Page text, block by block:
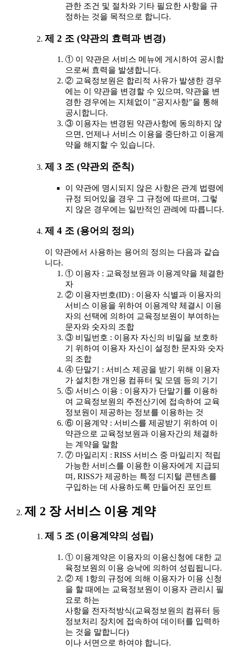
관한 조건 및 절차와 기타 필요한 사항을 규
정하는 것을 목적으로 합니다.
제 2 조 (약관의 효력과 변경)
① 이 약관은 서비스 메뉴에 게시하여 공시함
으로써 효력을 발생합니다.
② 교육정보원은 합리적 사유가 발생한 경우
에는 이 약관을 변경할 수 있으며, 약관을 변
경한 경우에는 지체없이 "공지사항"을 통해
공시합니다.
③ 이용자는 변경된 약관사항에 동의하지 않
으면, 언제나 서비스 이용을 중단하고 이용계
약을 해지할 수 있습니다.
제 3 조 (약관외 준칙)
이 약관에 명시되지 않은 사항은 관계 법령에
규정 되어있을 경우 그 규정에 따르며, 그렇
지 않은 경우에는 일반적인 관례에 따릅니다.
제 4 조 (용어의 정의)
이 약관에서 사용하는 용어의 정의는 다음과 같습
니다.
① 이용자 : 교육정보원과 이용계약을 체결한
자
② 이용자번호(ID) : 이용자 식별과 이용자의
서비스 이용을 위하여 이용계약 체결시 이용
자의 선택에 의하여 교육정보원이 부여하는
문자와 숫자의 조합
③ 비밀번호 : 이용자 자신의 비밀을 보호하
기 위하여 이용자 자신이 설정한 문자와 숫자
의 조합
④ 단말기 : 서비스 제공을 받기 위해 이용자
가 설치한 개인용 컴퓨터 및 모뎀 등의 기기
⑤ 서비스 이용 : 이용자가 단말기를 이용하
여 교육정보원의 주전산기에 접속하여 교육
정보원이 제공하는 정보를 이용하는 것
⑥ 이용계약 : 서비스를 제공받기 위하여 이
약관으로 교육정보원과 이용자간의 체결하
는 계약을 말함
⑦ 마일리지 : RISS 서비스 중 마일리지 적립
가능한 서비스를 이용한 이용자에게 지급되
며, RISS가 제공하는 특정 디지털 콘텐츠를
구입하는 데 사용하도록 만들어진 포인트
제 2 장 서비스 이용 계약
제 5 조 (이용계약의 성립)
① 이용계약은 이용자의 이용신청에 대한 교
육정보원의 이용 승낙에 의하여 성립됩니다.
② 제 1항의 규정에 의해 이용자가 이용 신청
을 할 때에는 교육정보원이 이용자 관리시 필
요로 하는
사항을 전자적방식(교육정보원의 컴퓨터 등
정보처리 장치에 접속하여 데이터를 입력하
는 것을 말합니다)
이나 서면으로 하여야 합니다.